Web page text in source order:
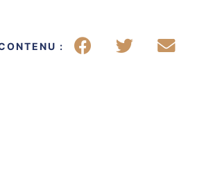
: Partager surPartager